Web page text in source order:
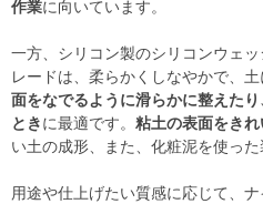
作業に向いています。
一方、シリコン製のシリコンウェ
レードは、柔らかくしなやかで、
面をなでるように滑らかに整えた
ときに最適です。 粘土の表面をき
い土の成形、また、化粧泥を使った
用途や仕上げたい質感に応じて、